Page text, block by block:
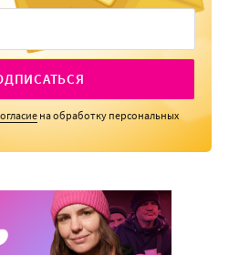
на обработку персональных